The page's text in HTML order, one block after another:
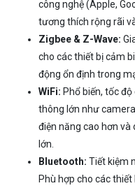
công nghệ (Apple,
tương thích rộng rãi
Zigbee & Z-Wave:
cho các thiết bị cảm
động ổn định trong
WiFi: Phổ biến, tốc
thông lớn như
điện năng cao hơn và
lớn.
Bluetooth: Tiết kiệm
Phù hợp cho các